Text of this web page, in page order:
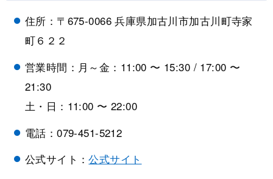
住所：〒675-0066 兵庫県加古川市加古川町寺家
町６２２
営業時間：月～金：11:00 〜 15:30 / 17:00 〜
21:30
土・日：11:00 〜 22:00
電話：079-451-5212
公式サイト：公式サイト